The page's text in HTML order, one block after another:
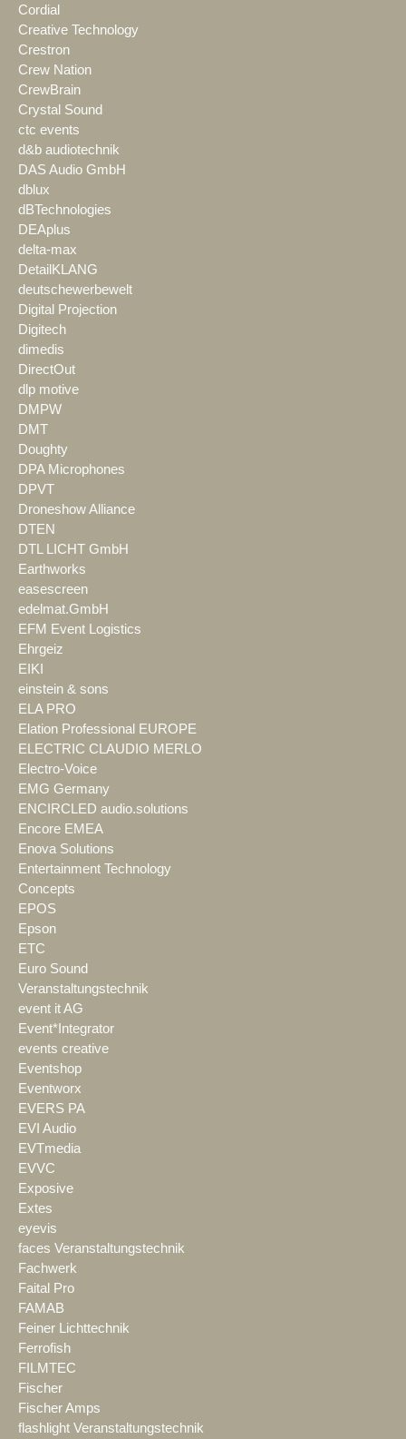
Cordial
Creative Technology
Crestron
Crew Nation
CrewBrain
Crystal Sound
ctc events
d&b audiotechnik
DAS Audio GmbH
dblux
dBTechnologies
DEAplus
delta-max
DetailKLANG
deutschewerbewelt
Digital Projection
Digitech
dimedis
DirectOut
dlp motive
DMPW
DMT
Doughty
DPA Microphones
DPVT
Droneshow Alliance
DTEN
DTL LICHT GmbH
Earthworks
easescreen
edelmat.GmbH
EFM Event Logistics
Ehrgeiz
EIKI
einstein & sons
ELA PRO
Elation Professional EUROPE
ELECTRIC CLAUDIO MERLO
Electro-Voice
EMG Germany
ENCIRCLED audio.solutions
Encore EMEA
Enova Solutions
Entertainment Technology
Concepts
EPOS
Epson
ETC
Euro Sound
Veranstaltungstechnik
event it AG
Event*Integrator
events creative
Eventshop
Eventworx
EVERS PA
EVI Audio
EVTmedia
EVVC
Exposive
Extes
eyevis
faces Veranstaltungstechnik
Fachwerk
Faital Pro
FAMAB
Feiner Lichttechnik
Ferrofish
FILMTEC
Fischer
Fischer Amps
flashlight Veranstaltungstechnik